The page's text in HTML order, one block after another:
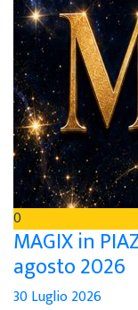
0
MAGIX in
agosto 2026
30 Luglio 2026